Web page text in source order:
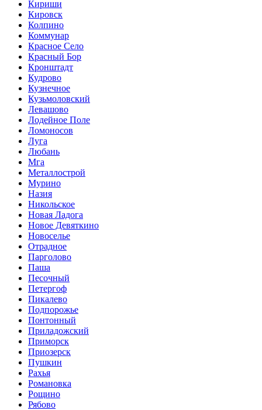
Кириши
Кировск
Колпино
Коммунар
Красное Село
Красный Бор
Кронштадт
Кудрово
Кузнечное
Кузьмоловский
Левашово
Лодейное Поле
Ломоносов
Луга
Любань
Мга
Металлострой
Мурино
Назия
Никольское
Новая Ладога
Новое Девяткино
Новоселье
Отрадное
Парголово
Паша
Песочный
Петергоф
Пикалево
Подпорожье
Понтонный
Приладожский
Приморск
Приозерск
Пушкин
Рахья
Романовка
Рощино
Рябово